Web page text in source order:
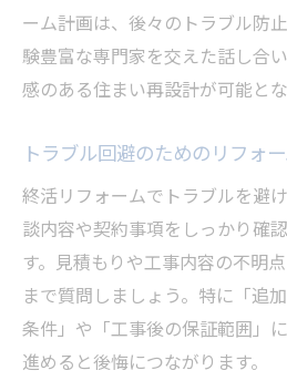
ーム計画は、後々のトラブル防
験豊富な専門家を交えた話し合
感のある住まい再設計が可能とな
トラブル回避のためのリフォ
終活リフォームでトラブルを避
談内容や契約事項をしっかり確
す。見積もりや工事内容の不明
まで質問しましょう。特に「追
条件」や「工事後の保証範囲」
進めると後悔につながります。